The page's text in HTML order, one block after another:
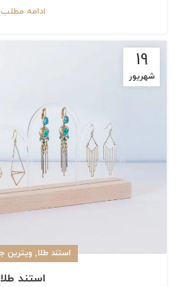
ادامه مطلب
19
شهریور
استند طلا, ویترین
استند طلا